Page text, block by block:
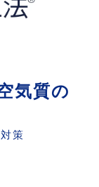
気質の
策